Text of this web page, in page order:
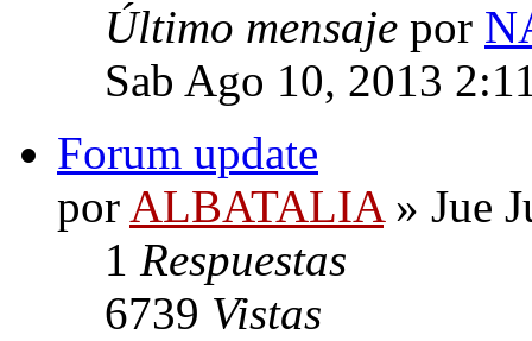
Último mensaje por
Sab Ago 10, 2013
Forum update
por ALBATALIA» Jue
1 Respuestas
6739 Vistas